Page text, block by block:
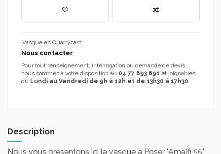
Vasque en Quarrycast
Nous contacter
Pour tout renseignement, interrogation ou demande de devis ,
nous sommes à votre disposition au 04 77 693 691 et joignables
du Lundi au Vendredi de 9h à 12h et de 13h30 à 17h30
Description
Nous vous présentons ici la vasque à Poser "Amalfi 55"